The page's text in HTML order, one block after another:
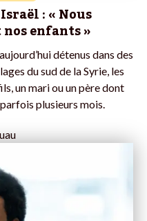
: « Nous
enfants »
détenus dans des
du sud de la Syrie, les
un mari ou un père dont
plusieurs mois.